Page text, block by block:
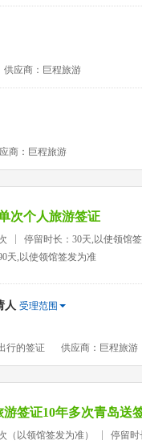
供应商：巨程旅游
商：巨程旅游
次个人旅游签证
停留时长：30天,以使领馆
天,以使领馆签发为准
人 受理范围
行的签证 供应商：巨程旅游
游签证10年多次青岛送
（以领馆签发为准）
停留时